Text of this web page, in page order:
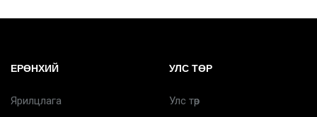
ЕРӨНХИЙ
Ярилцлага
УЛС ТӨР
Улс төр